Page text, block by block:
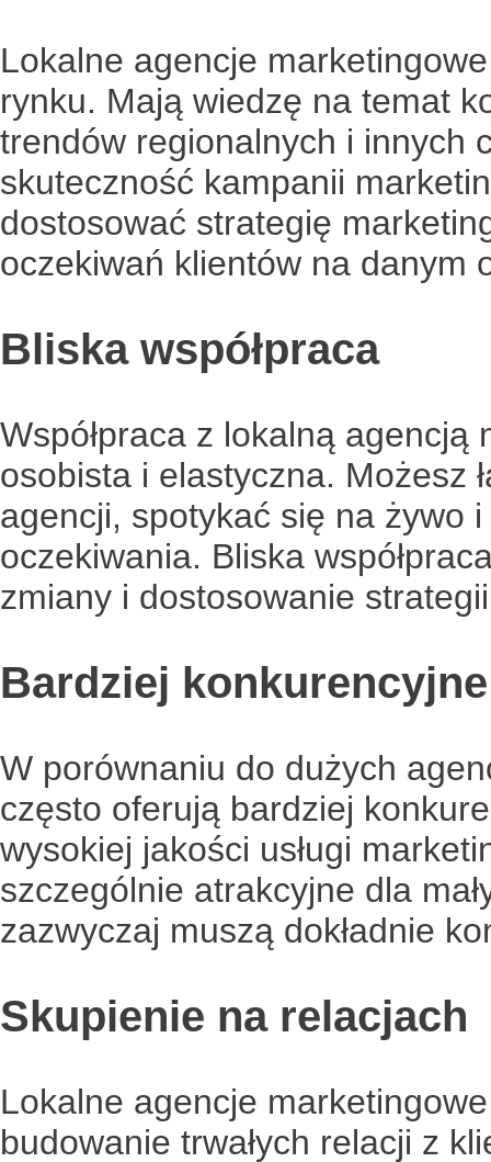
Lokalne agencje
rynku. Mają wiedzę na temat
trendów regionalnych i innych
skuteczność kampanii
dostosować strategię
oczekiwań klientów na danym
Bliska współpraca
Współpraca z lokalną
osobista i elastyczna. Możesz
agencji, spotykać się na żywo
oczekiwania. Bliska
zmiany i dostosowanie
Bardziej
W porównaniu do dużych
często oferują bardziej
wysokiej jakości usługi
szczególnie atrakcyjne dla
zazwyczaj muszą dokładnie
Skupienie na relacjach
Lokalne agencje
budowanie trwałych relacji z